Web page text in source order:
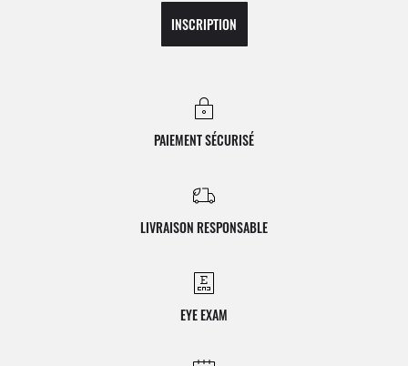
INSCRIPTION
PAIEMENT SÉCURISÉ
LIVRAISON RESPONSABLE
EYE EXAM